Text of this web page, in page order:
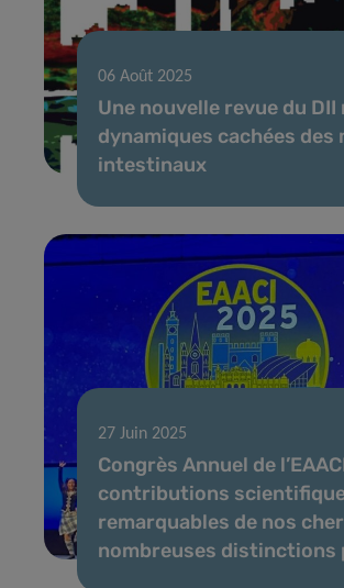
06 Août 2025
Une nouvelle revue du DII
dynamiques cachées des
intestinaux
27 Juin 2025
Congrès Annuel de
contributions
remarquables de nos
nombreuses distinctions